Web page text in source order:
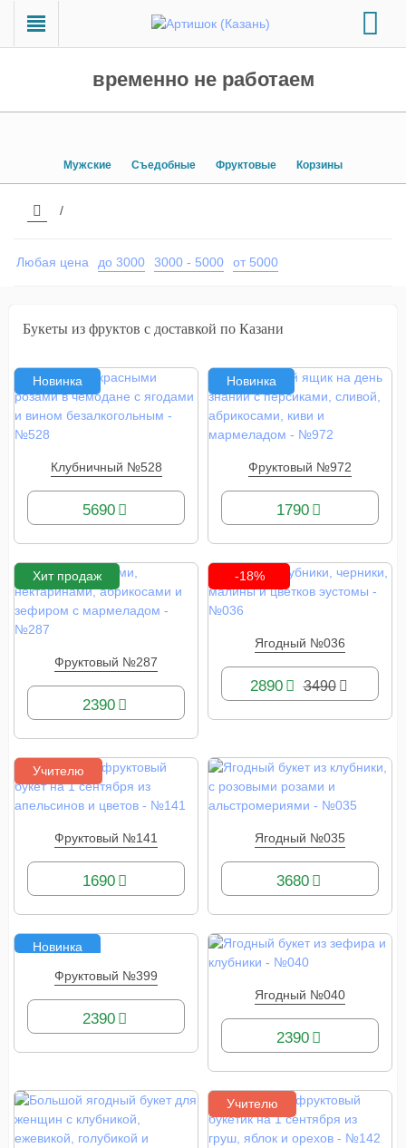
временно не работаем
Мужские Съедобные Фруктовые Корзины
Любая цена до 3000 3000 - 5000 от 5000
Букеты из фруктов с доставкой по Казани
Новинка
Клубничный №528
КУПИТЬ
5690
Новинка
Фруктовый №972
КУПИТЬ
1790
Хит продаж
Фруктовый №287
КУПИТЬ
2390
-18%
Ягодный №036
КУПИТЬ
2890
3490
Учителю
Фруктовый №141
КУПИТЬ
1690
Ягодный №035
КУПИТЬ
3680
Новинка
Фруктовый №399
КУПИТЬ
2390
Ягодный №040
КУПИТЬ
2390
Учителю